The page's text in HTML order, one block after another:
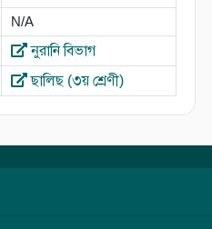
N/A
নুরানি বিভাগ
ছালিছ (৩য় শ্রেণী)